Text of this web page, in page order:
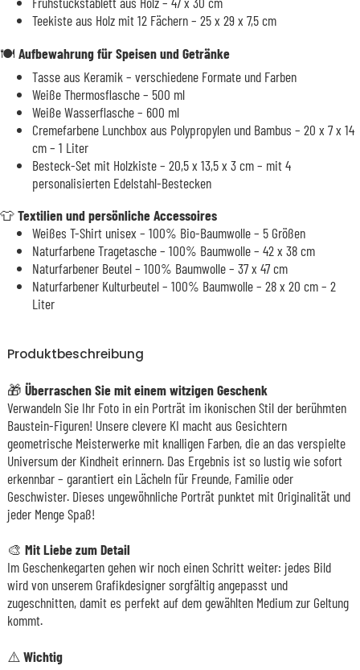
Teekiste aus Holz mit 12 Fächern – 25 x 29 x 7,5 cm
🍽️ Aufbewahrung für Speisen und Getränke
Tasse aus Keramik – verschiedene Formate und Farben
Weiße Thermosflasche – 500 ml
Weiße Wasserflasche – 600 ml
Cremefarbene Lunchbox aus Polypropylen und Bambus – 20 x 7 x 14
cm – 1 Liter
Besteck-Set mit Holzkiste – 20,5 x 13,5 x 3 cm – mit 4
personalisierten Edelstahl-Bestecken
👕Textilien und persönliche Accessoires
Weißes T-Shirt unisex – 100% Bio-Baumwolle – 5 Größen
Naturfarbene Tragetasche – 100% Baumwolle – 42 x 38 cm
Naturfarbener Beutel – 100% Baumwolle – 37 x 47 cm
Naturfarbener Kulturbeutel – 100% Baumwolle – 28 x 20 cm – 2
Liter
Produktbeschreibung
🎁 Überraschen Sie mit einem witzigen Geschenk
Verwandeln Sie Ihr Foto in ein Porträt im ikonischen Stil der berühmten
Baustein-Figuren! Unsere clevere KI macht aus Gesichtern
geometrische Meisterwerke mit knalligen Farben, die an das verspielte
Universum der Kindheit erinnern. Das Ergebnis ist so lustig wie sofort
erkennbar – garantiert ein Lächeln für Freunde, Familie oder
Geschwister. Dieses ungewöhnliche Porträt punktet mit Originalität und
jeder Menge Spaß!
🎨 Mit Liebe zum Detail
Im Geschenkegarten gehen wir noch einen Schritt weiter: jedes Bild
wird von unserem Grafikdesigner sorgfältig angepasst und
zugeschnitten, damit es perfekt auf dem gewählten Medium zur Geltung
kommt.
⚠️ Wichtig